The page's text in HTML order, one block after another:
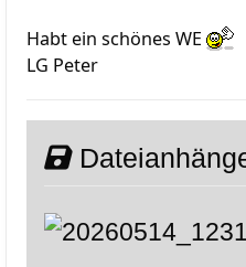
Habt ein schönes WE
LG Peter